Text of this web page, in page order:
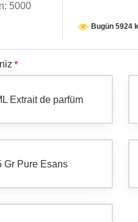
5000
Bugün 5924
Extrait de parfüm
Gr Pure Esans